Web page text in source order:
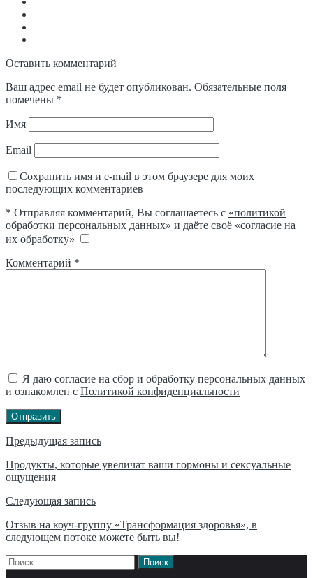
Оставить комментарий
Ваш адрес email не будет опубликован. Обязательные поля
помечены *
Имя
Email
Сохранить имя и e-mail в этом браузере для моих
последующих комментариев
* Отправляя комментарий, Вы соглашаетесь с «политикой
обработки персональных данных» и даёте своё «согласие на
их обработку»
Комментарий *
Я даю согласие на сбор и обработку персональных данных
и ознакомлен с Политикой конфиденциальности
Отправить
Навигация
по
записям
Предыдущая запись
Продукты, которые увеличат ваши гормоны и сексуальные
ощущения
Следующая запись
Отзыв на коуч-группу «Трансформация здоровья», в
следующем потоке можете быть вы!
Найти: